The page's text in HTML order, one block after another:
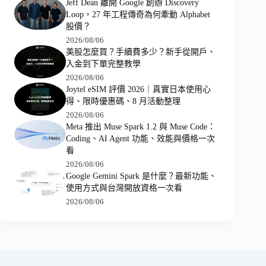
Jeff Dean 離開 Google 創辦 Discovery
Loop，27 年工程傳奇為何牽動 Alphabet
股價？
2026/08/06
美股怎麼買？手續費多少？新手從開戶、
入金到下單完整教學
2026/08/06
Joytel eSIM 評價 2026｜真實日本使用心
得、限時優惠碼、8 月活動整理
2026/08/06
Meta 推出 Muse Spark 1.2 與 Muse Code：
Coding、AI Agent 功能、效能與價格一次
看
2026/08/06
Google Gemini Spark 是什麼？最新功能、
使用方式與台灣開放資格一次看
2026/08/06